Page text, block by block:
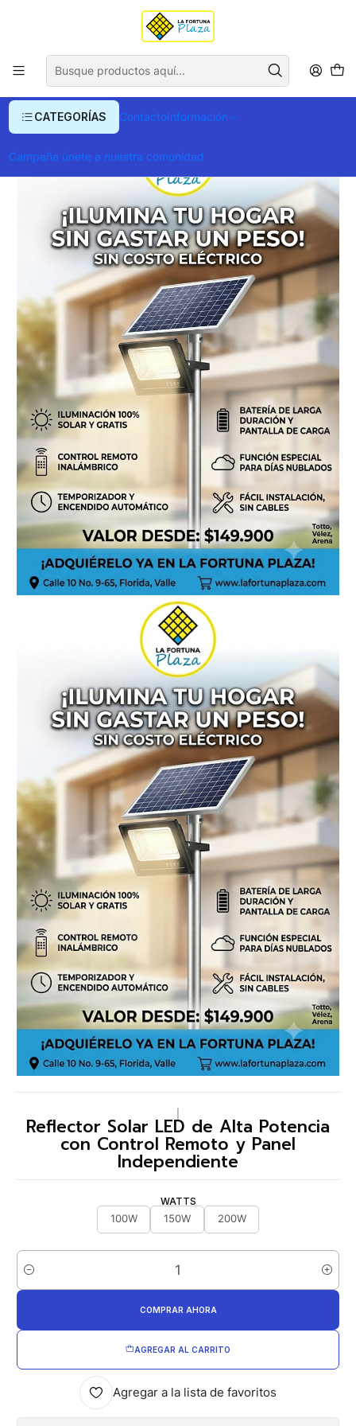
CATEGORÍAS ContactoInformación
Campaña únete a nuestra comunidad
Envío gratis para compras superiores a $ 400.000
Reflector Solar LED de Alta Potencia con Control Remoto y Panel
Independiente
Reflector Solar LED de Alta Potencia
con Control Remoto y Panel
Independiente
WATTS
100W
150W 200W
Cantidad
AGREGAR AL CARRITO
COMPRAR AHORA
Agregar a la lista de favoritos